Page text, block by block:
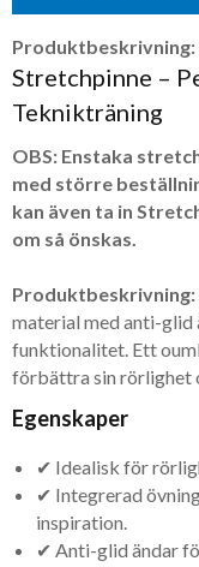
Produktbeskrivning:
Stretchpinne –
Teknikträning
OBS: Enstaka
med större
kan även ta in
om så önskas.
Produktbeskrivning:
material med anti-
funktionalitet. Ett
förbättra sin rörlighet
Egenskaper
✔ Idealisk för
✔ Integrerad
inspiration.
✔ Anti-glid ändar